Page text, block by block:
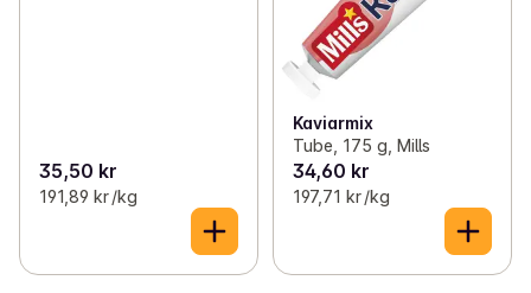
35,50 kr
191,89 kr /kg
Kaviarmix
Tube, 175 g, Mills
34,60 kr
197,71 kr /kg